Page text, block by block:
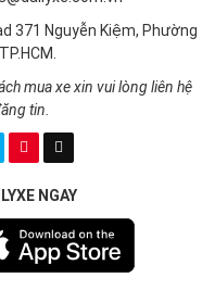
371 Nguyễn Kiệm, Phường
mua xe xin vui lòng liên hệ
tin.
NGAY